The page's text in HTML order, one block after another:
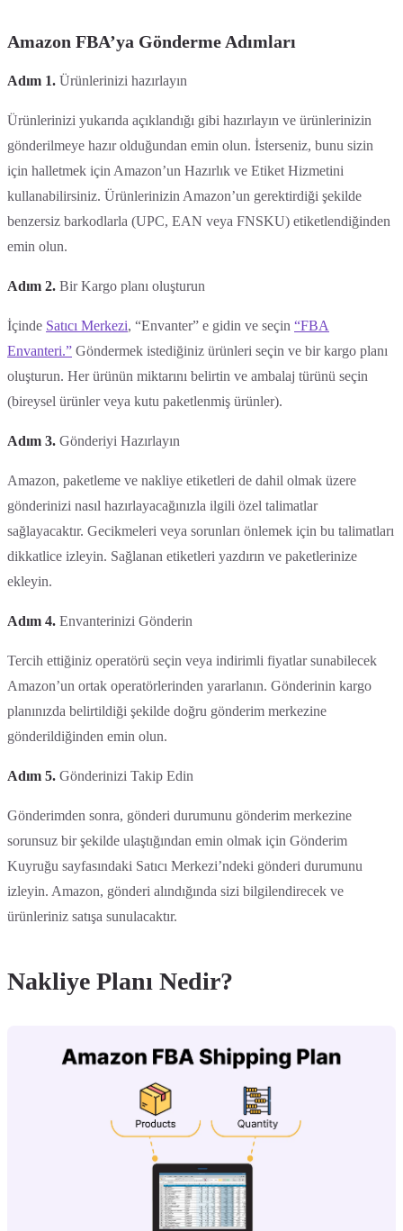
Amazon FBA’ya Gönderme Adımları
Adım 1. Ürünlerinizi hazırlayın
Ürünlerinizi yukarıda açıklandığı gibi hazırlayın ve ürünlerinizin
gönderilmeye hazır olduğundan emin olun. İsterseniz, bunu sizin
için halletmek için Amazon’un Hazırlık ve Etiket Hizmetini
kullanabilirsiniz. Ürünlerinizin Amazon’un gerektirdiği şekilde
benzersiz barkodlarla (UPC, EAN veya FNSKU) etiketlendiğinden
emin olun.
Adım 2. Bir Kargo planı oluşturun
İçinde Satıcı Merkezi, “Envanter” e gidin ve seçin “FBA
Envanteri.” Göndermek istediğiniz ürünleri seçin ve bir kargo planı
oluşturun. Her ürünün miktarını belirtin ve ambalaj türünü seçin
(bireysel ürünler veya kutu paketlenmiş ürünler).
Adım 3. Gönderiyi Hazırlayın
Amazon, paketleme ve nakliye etiketleri de dahil olmak üzere
gönderinizi nasıl hazırlayacağınızla ilgili özel talimatlar
sağlayacaktır. Gecikmeleri veya sorunları önlemek için bu talimatları
dikkatlice izleyin. Sağlanan etiketleri yazdırın ve paketlerinize
ekleyin.
Adım 4. Envanterinizi Gönderin
Tercih ettiğiniz operatörü seçin veya indirimli fiyatlar sunabilecek
Amazon’un ortak operatörlerinden yararlanın. Gönderinin kargo
planınızda belirtildiği şekilde doğru gönderim merkezine
gönderildiğinden emin olun.
Adım 5. Gönderinizi Takip Edin
Gönderimden sonra, gönderi durumunu gönderim merkezine
sorunsuz bir şekilde ulaştığından emin olmak için Gönderim
Kuyruğu sayfasındaki Satıcı Merkezi’ndeki gönderi durumunu
izleyin. Amazon, gönderi alındığında sizi bilgilendirecek ve
ürünleriniz satışa sunulacaktır.
Nakliye Planı Nedir?